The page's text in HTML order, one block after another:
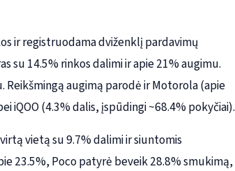
ir registruodama dviženklį pardavimų
su 14.5% rinkos dalimi ir apie 21% augimu.
augimą parodė ir Motorola (apie
iQOO (4.3% dalis, įspūdingi ~68.4% pokyčiai).
vietą su 9.7% dalimi ir siuntomis
23.5%, Poco patyrė beveik 28.8% smukimą,